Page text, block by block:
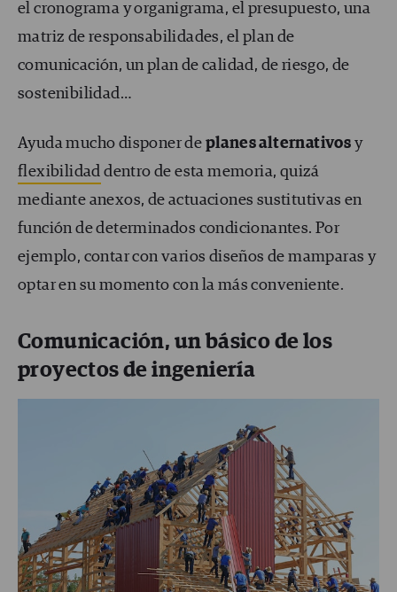
el cronograma y organigrama, el presupuesto, una
matriz de responsabilidades, el plan de
comunicación, un plan de calidad, de riesgo, de
sostenibilidad…
Ayuda mucho disponer de planes alternativos y
flexibilidad dentro de esta memoria, quizá
mediante anexos, de actuaciones sustitutivas en
función de determinados condicionantes. Por
ejemplo, contar con varios diseños de mamparas y
optar en su momento con la más conveniente.
Comunicación, un básico de los
proyectos de ingeniería